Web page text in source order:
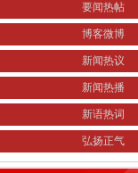
要闻热帖
博客微博
新闻热议
新闻热播
新语热词
弘扬正气